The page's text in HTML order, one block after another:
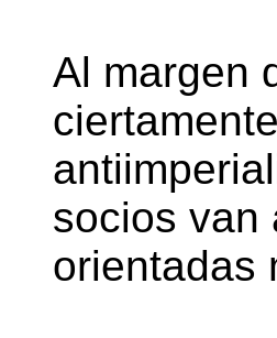
Al margen
socios van
orientadas